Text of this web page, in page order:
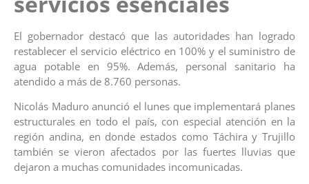
El gobernador destacó que las autoridades han logrado
restablecer el servicio eléctrico en 100% y el suministro de
agua potable en 95%. Además, personal sanitario ha
atendido a más de 8.760 personas.
Nicolás Maduro anunció el lunes que implementará planes
estructurales en todo el país, con especial atención en la
región andina, en donde estados como Táchira y Trujillo
también se vieron afectados por las fuertes lluvias que
dejaron a muchas comunidades incomunicadas.